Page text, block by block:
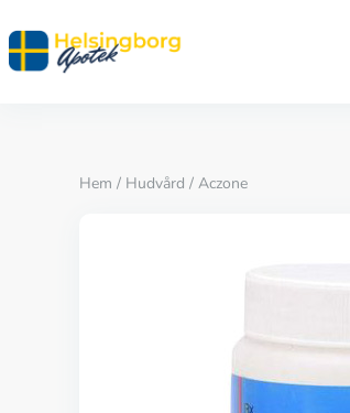
Hem / Hudvård / Aczone